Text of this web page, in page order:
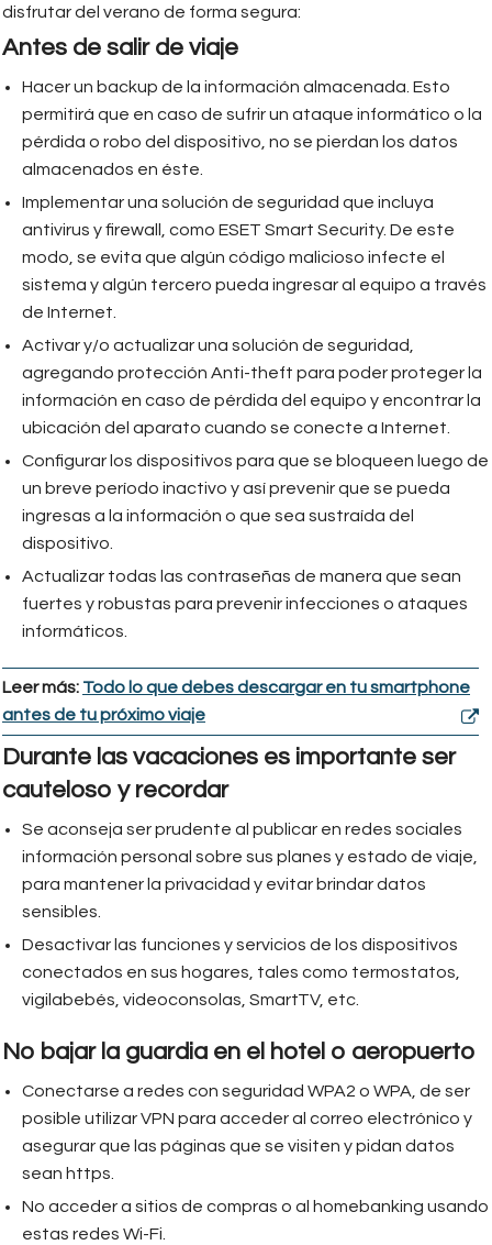
disfrutar del verano de forma segura:
Antes de salir de viaje
Hacer un backup de la información almacenada. Esto
permitirá que en caso de sufrir un ataque informático o la
pérdida o robo del dispositivo, no se pierdan los datos
almacenados en éste.
Implementar una solución de seguridad que incluya
antivirus y firewall, como ESET Smart Security. De este
modo, se evita que algún código malicioso infecte el
sistema y algún tercero pueda ingresar al equipo a través
de Internet.
Activar y/o actualizar una solución de seguridad,
agregando protección Anti-theft para poder proteger la
información en caso de pérdida del equipo y encontrar la
ubicación del aparato cuando se conecte a Internet.
Configurar los dispositivos para que se bloqueen luego de
un breve período inactivo y así prevenir que se pueda
ingresas a la información o que sea sustraída del
dispositivo.
Actualizar todas las contraseñas de manera que sean
fuertes y robustas para prevenir infecciones o ataques
informáticos.
Leer más: Todo lo que debes descargar en tu smartphone
antes de tu próximo viaje
Durante las vacaciones es importante ser
cauteloso y recordar
Se aconseja ser prudente al publicar en redes sociales
información personal sobre sus planes y estado de viaje,
para mantener la privacidad y evitar brindar datos
sensibles.
Desactivar las funciones y servicios de los dispositivos
conectados en sus hogares, tales como termostatos,
vigilabebés, videoconsolas, SmartTV, etc.
No bajar la guardia en el hotel o aeropuerto
Conectarse a redes con seguridad WPA2 o WPA, de ser
posible utilizar VPN para acceder al correo electrónico y
asegurar que las páginas que se visiten y pidan datos
sean https.
No acceder a sitios de compras o al homebanking usando
estas redes Wi-Fi.